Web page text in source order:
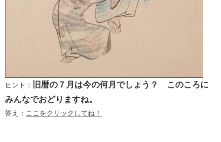
ヒント：
旧暦の７月は今の何月でしょう？ このころに
みんなでおどりますね。
答え： ここをクリックしてね！